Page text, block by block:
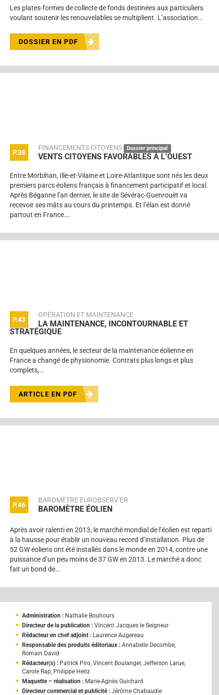
Les plates-formes de collecte de fonds destinées aux particuliers
voulant soutenir les renouvelables se multiplient. L’association…
DOSSIER EN PDF
P.38
FINANCEMENTS CITOYENS Dossier principal
VENTS CITOYENS FAVORABLES À L’OUEST
Entre Morbihan, Ille-et-Vilaine et Loire-Atlantique sont nés les deux
premiers parcs éoliens français à financement participatif et local.
Après Béganne l’an dernier, le site de Sévérac-Guenrouët va
recevoir ses mâts au cours du printemps. Et l’élan est donné
partout en France….
P.43
OPÉRATION ET MAINTENANCE
LA MAINTENANCE, INCONTOURNABLE ET
STRATÉGIQUE
En quelques années, le secteur de la maintenance éolienne en
France a changé de physionomie. Contrats plus longs et plus
complets,…
ARTICLE EN PDF
P.46
BAROMÈTRE EUROBSERV’ER
BAROMÈTRE ÉOLIEN
Après avoir ralenti en 2013, le marché mondial de l’éolien est reparti
à la hausse pour établir un nouveau record d’installation. Plus de
52 GW éoliens ont été installés dans le monde en 2014, contre une
puissance d’un peu moins de 37 GW en 2013. Le marché a donc
fait un bond de…
Administration : Nathalie Bouhours
Directeur de la publication : Vincent Jacques le Seigneur
Rédacteur en chef adjoint : Laurence Augereau
Responsable des produits éditoriaux : Annabelle Decombe,
Romain David
Rédacteur(s) : Patrick Piro, Vincent Boulanger, Jefferson Larue,
Carole Rap, Philippe Heitz
Maquette – réalisation : Marie-Agnès Guichard
Directeur commercial et publicité : Jérôme Chabaudie